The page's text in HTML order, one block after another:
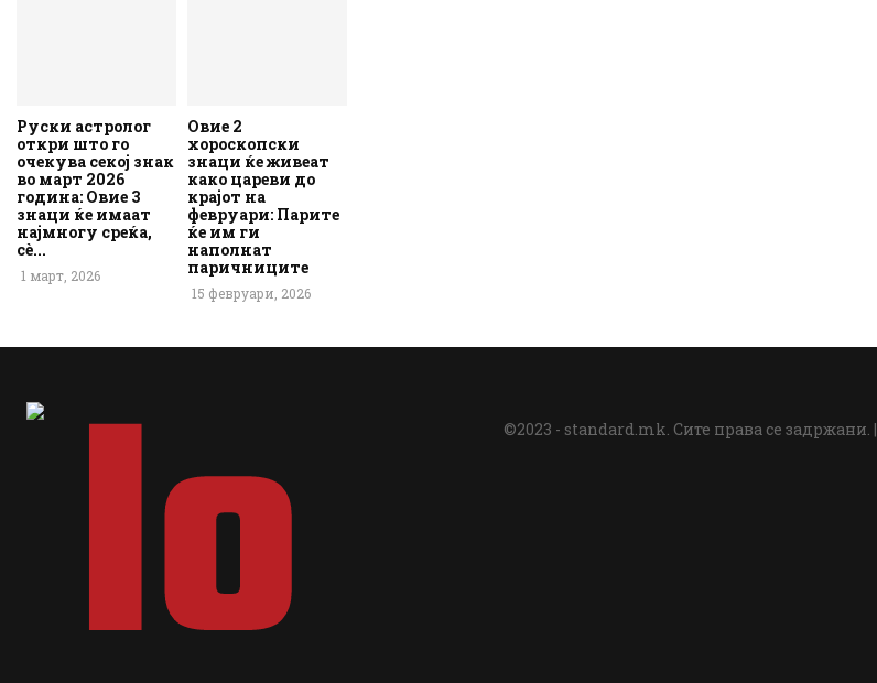
Руски астролог
откри што го
очекува секој знак
во март 2026
година: Овие 3
знаци ќе имаат
најмногу среќа,
сè...
1 март, 2026
Овие 2
хороскопски
знаци ќе живеат
како цареви до
крајот на
февруари: Парите
ќе им ги
наполнат
паричниците
15 февруари, 2026
©2023 - standard.mk. Сите права се задржани. |